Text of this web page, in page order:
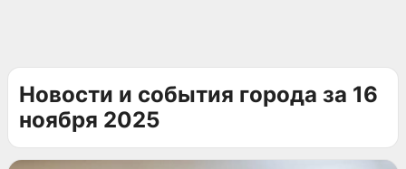
Новости и события города за 16
ноября 2025